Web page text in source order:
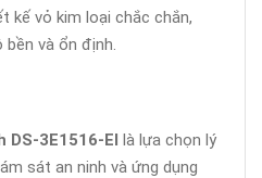
kế vỏ kim loại chắc chắn,
và ổn định.
3E1516-EI là lựa chọn lý
sát an ninh và ứng dụng